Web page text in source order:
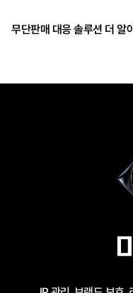
무단판매 대응 솔루션 더 알